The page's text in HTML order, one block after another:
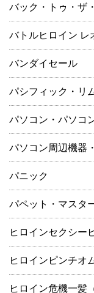
バック・トゥ・ザ
バトルヒロイン レ
バンダイセール
パシフィック・リ
パソコン・パソコ
パソコン周辺機器
パニック
パペット・マスタ
ヒロインセクシー
ヒロインピンチオ
ヒロイン危機一髪